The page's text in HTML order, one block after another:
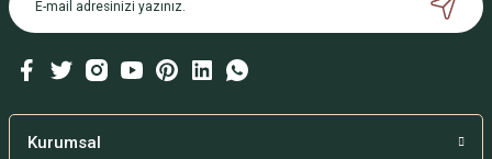
Kurumsal